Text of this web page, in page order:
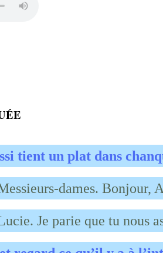
tient un plat dans
dames. Bonjour,
Je parie que tu nous